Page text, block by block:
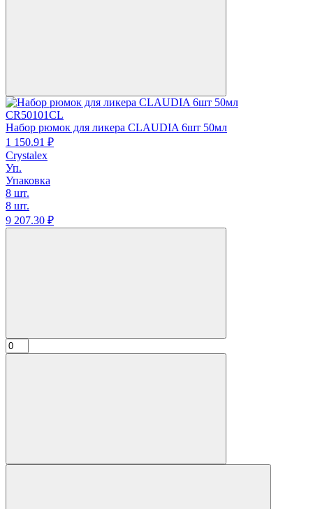
CR50101CL
Набор рюмок для ликера CLAUDIA 6шт 50мл
1 150.91 ₽
Crystalex
Уп.
Упаковка
8 шт.
8 шт.
9 207.30 ₽